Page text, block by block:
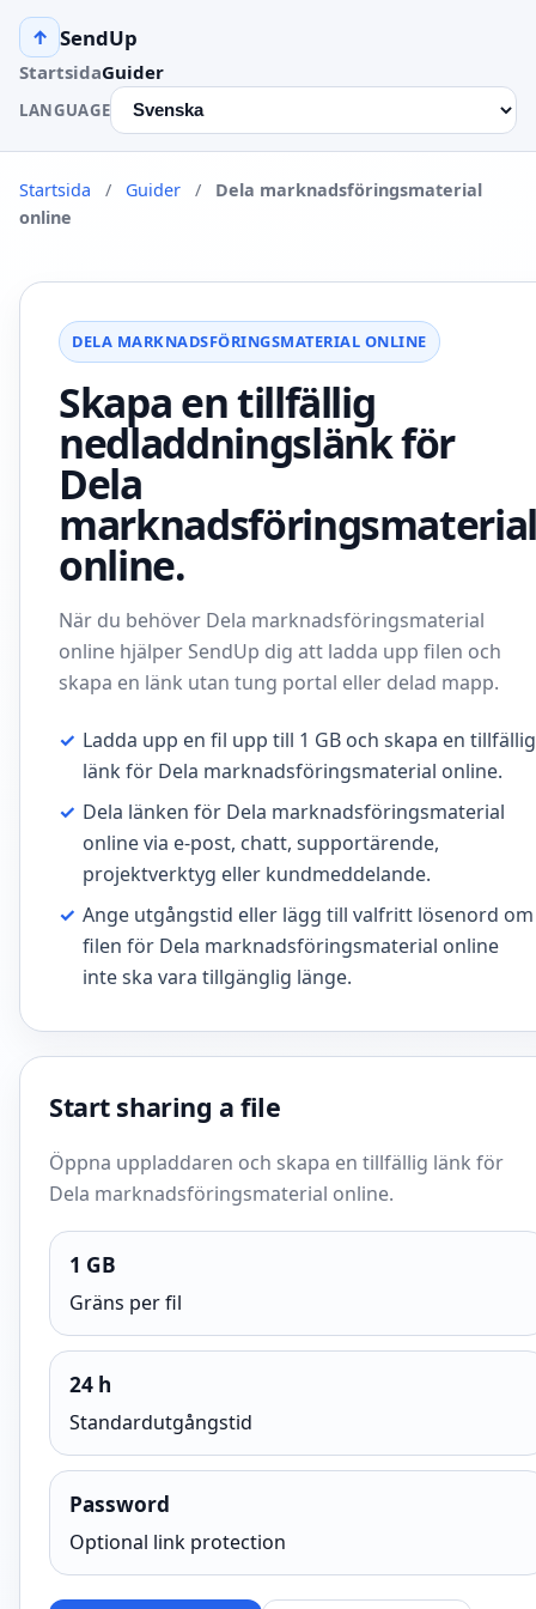
↑ SendUp
StartsidaGuider
LANGUAGE
Startsida / Guider /
Dela marknadsföringsmaterial
online
DELA MARKNADSFÖRINGSMATERIAL ONLINE
Skapa en tillfällig
nedladdningslänk för
Dela
online.
När du behöver Dela marknadsföringsmaterial
online hjälper SendUp dig att ladda upp filen och
skapa en länk utan tung portal eller delad mapp.
✓ Ladda upp en fil upp till 1 GB och skapa en tillfällig
länk för Dela marknadsföringsmaterial online.
✓ Dela länken för Dela marknadsföringsmaterial
online via e-post, chatt, supportärende,
projektverktyg eller kundmeddelande.
✓ Ange utgångstid eller lägg till valfritt lösenord om
filen för Dela marknadsföringsmaterial online
inte ska vara tillgänglig länge.
Start sharing a file
Öppna uppladdaren och skapa en tillfällig länk för
Dela marknadsföringsmaterial online.
1 GB
Gräns per fil
24 h
Standardutgångstid
Password
Optional link protection